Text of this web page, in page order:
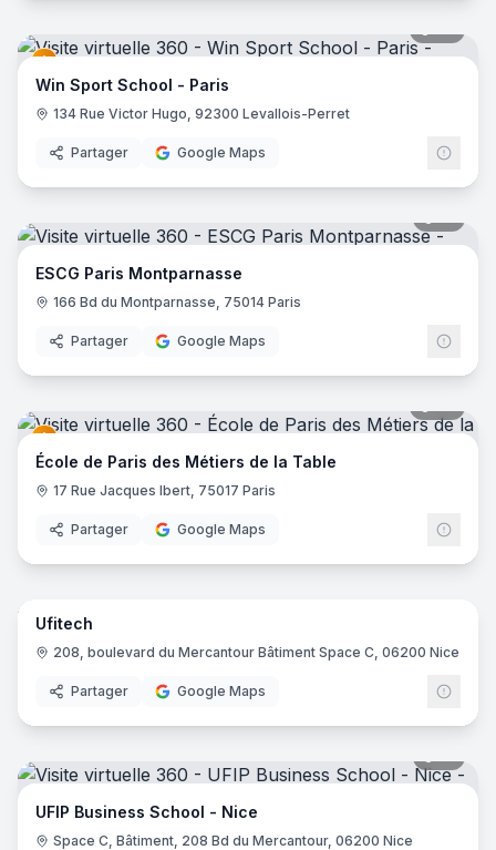
Win Sport School - Paris
134 Rue Victor Hugo, 92300 Levallois-Perret
Partager Google Maps
ESCG Paris Montparnasse
166 Bd du Montparnasse, 75014 Paris
Partager Google Maps
École de Paris des Métiers de la Table
17 Rue Jacques Ibert, 75017 Paris
Partager Google Maps
12
Ufitech
208, boulevard du Mercantour Bâtiment Space C, 06200 Nice
Partager Google Maps
UFIP Business School - Nice
Space C, Bâtiment, 208 Bd du Mercantour, 06200 Nice